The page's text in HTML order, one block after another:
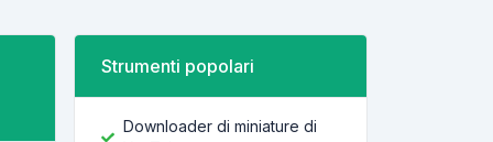
Strumenti popolari
Downloader di miniature di